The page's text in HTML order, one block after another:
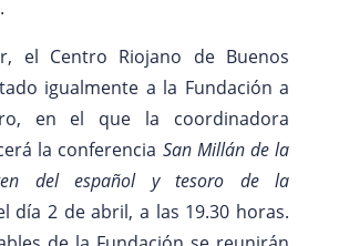
el Centro Riojano de Buenos
igualmente a la Fundación a
en el que la coordinadora
la conferencia San Millán de la
del español y tesoro de la
día 2 de abril, a las 19.30 horas.